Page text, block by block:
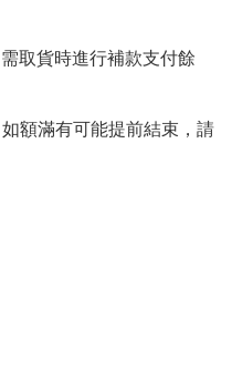
取貨時進行補款支付餘
額滿有可能提前結束，請